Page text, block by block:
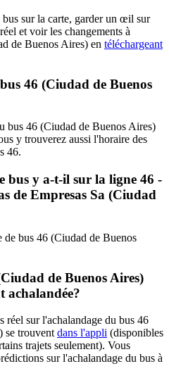
sur la carte, garder un œil sur
et voir les changements à
de Buenos Aires) en téléchargeant
46 (Ciudad de Buenos
bus 46 (Ciudad de Buenos Aires)
y trouverez aussi l'horaire des
46.
bus y a-t-il sur la ligne 46 -
de Empresas Sa (Ciudad
bus 46 (Ciudad de Buenos
de Buenos Aires)
achalandée?
réel sur l'achalandage du bus 46
se trouvent dans l'appli (disponibles
trajets seulement). Vous
sur l'achalandage du bus à